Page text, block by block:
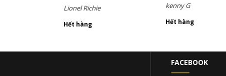
Lionel Richie
Hết hàng
kenny G
Hết hàng
FACEBOOK